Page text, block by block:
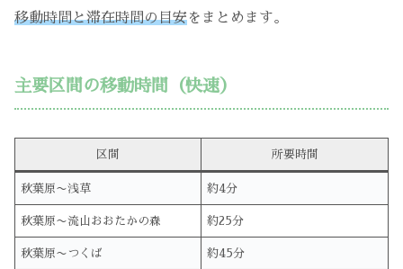
移動時間と滞在時間の目安をまとめます。
主要区間の移動時間（快速）
区間 所要時間
秋葉原〜浅草 約4分
秋葉原〜流山おおたかの森 約25分
秋葉原〜つくば 約45分